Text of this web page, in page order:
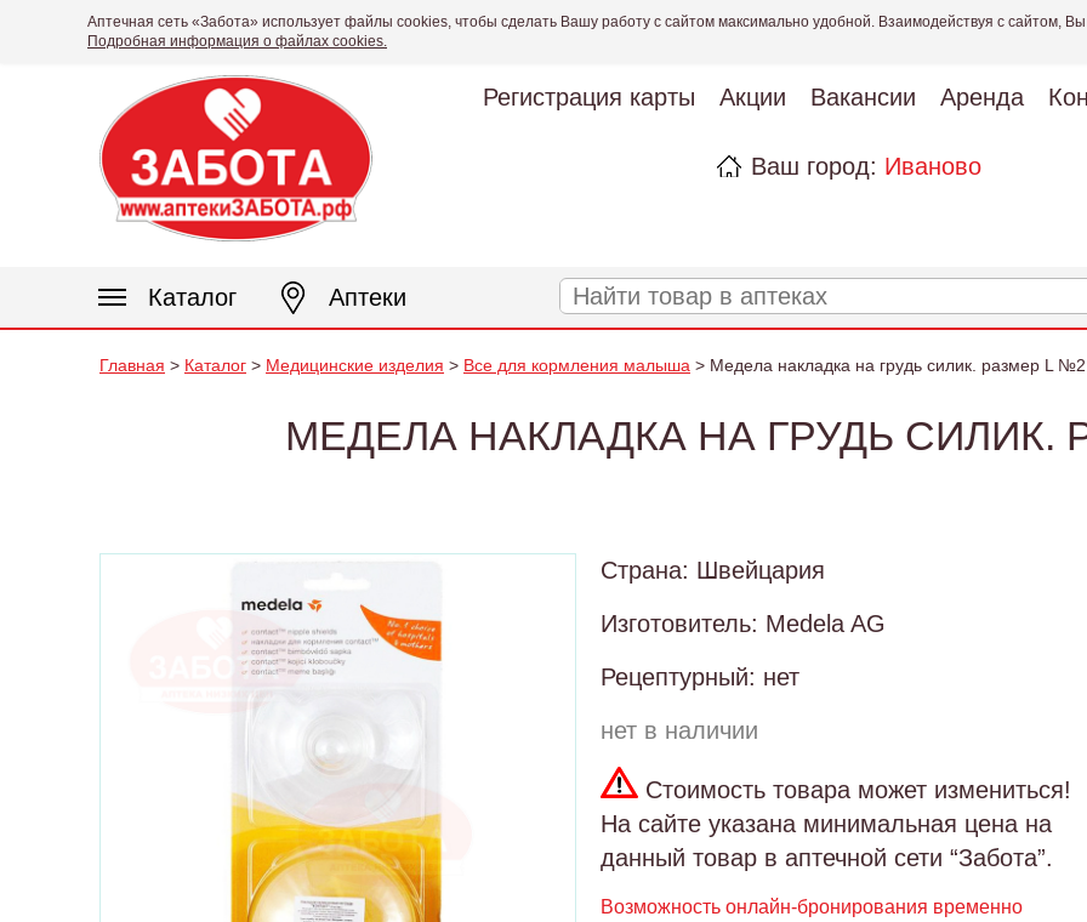
Аптечная сеть «Забота» использует файлы cookies, чтобы сделать Вашу работу с сайтом максимально удобной. Взаимодействуя с сайтом,
Подробная информация о файлах cookies.
Регистрация карты Акции Вакансии Аренда
Ваш город: Иваново
Каталог Аптеки
Главная > Каталог > Медицинские изделия > Все для кормления малыша > Медела накладка на грудь силик. размер L №2
МЕДЕЛА НАКЛАДКА НА ГРУДЬ СИЛИК.
Страна: Швейцария
Изготовитель: Medela AG
Рецептурный: нет
нет в наличии
Стоимость товара может измениться!
На сайте указана минимальная цена на
данный товар в аптечной сети “Забота”.
Возможность онлайн-бронирования временно